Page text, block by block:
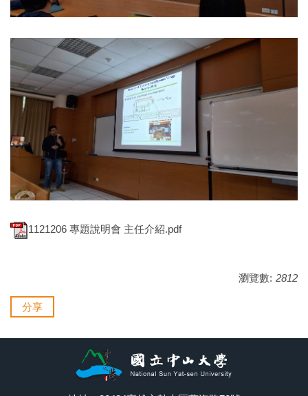
1121206 專題說明會 主任介紹.pdf
瀏覽數: 2812
分享